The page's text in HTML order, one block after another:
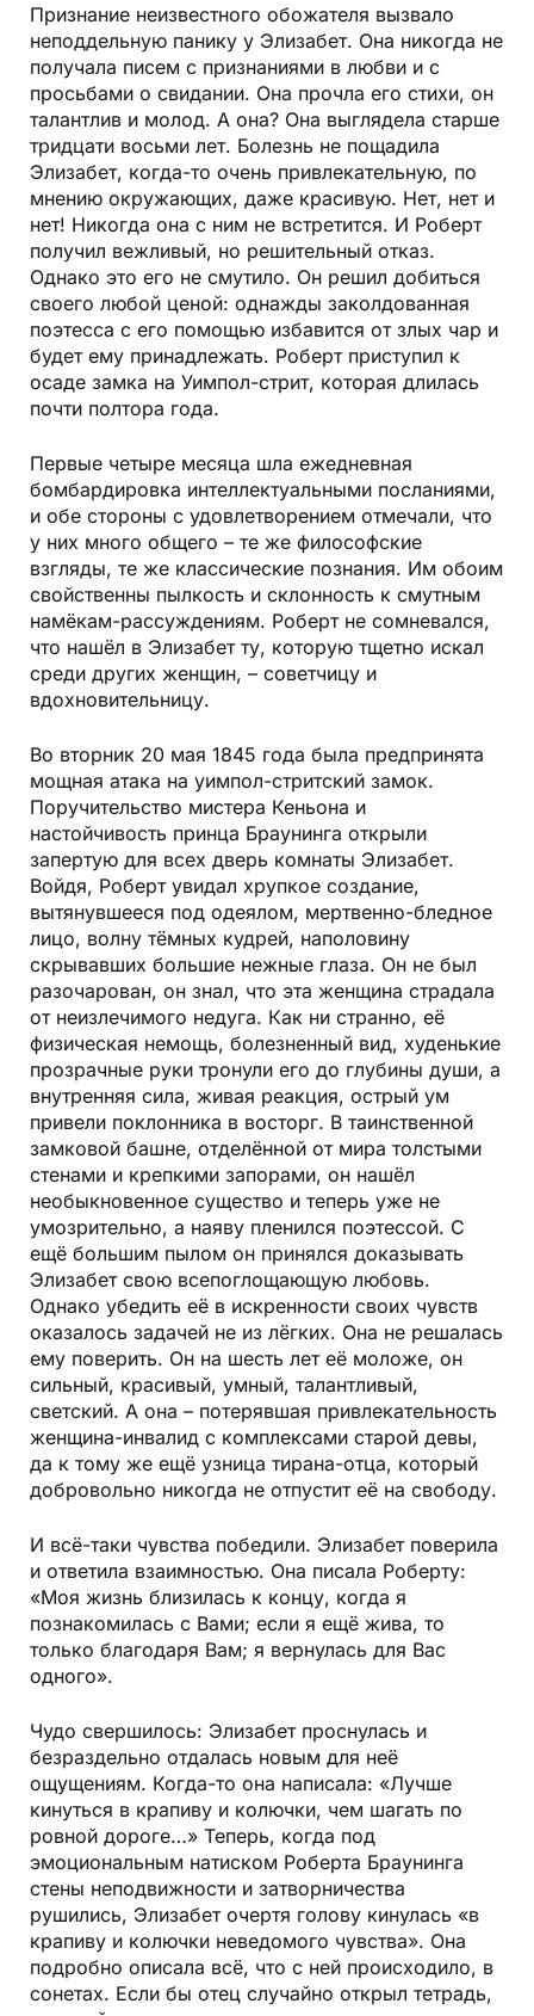
Признание неизвестного обожателя вызвало
неподдельную панику у Элизабет. Она никогда не
получала писем с признаниями в любви и с
просьбами о свидании. Она прочла его стихи, он
талантлив и молод. А она? Она выглядела старше
тридцати восьми лет. Болезнь не пощадила
Элизабет, когда-то очень привлекательную, по
мнению окружающих, даже красивую. Нет, нет и
нет! Никогда она с ним не встретится. И Роберт
получил вежливый, но решительный отказ.
Однако это его не смутило. Он решил добиться
своего любой ценой: однажды заколдованная
поэтесса с его помощью избавится от злых чар и
будет ему принадлежать. Роберт приступил к
осаде замка на Уимпол-стрит, которая длилась
почти полтора года.
Первые четыре месяца шла ежедневная
бомбардировка интеллектуальными посланиями,
и обе стороны с удовлетворением отмечали, что
у них много общего – те же философские
взгляды, те же классические познания. Им обоим
свойственны пылкость и склонность к смутным
намёкам-рассуждениям. Роберт не сомневался,
что нашёл в Элизабет ту, которую тщетно искал
среди других женщин, – советчицу и
вдохновительницу.
Во вторник 20 мая 1845 года была предпринята
мощная атака на уимпол-стритский замок.
Поручительство мистера Кеньона и
настойчивость принца Браунинга открыли
запертую для всех дверь комнаты Элизабет.
Войдя, Роберт увидал хрупкое создание,
вытянувшееся под одеялом, мертвенно-бледное
лицо, волну тёмных кудрей, наполовину
скрывавших большие нежные глаза. Он не был
разочарован, он знал, что эта женщина страдала
от неизлечимого недуга. Как ни странно, её
физическая немощь, болезненный вид, худенькие
прозрачные руки тронули его до глубины души, а
внутренняя сила, живая реакция, острый ум
привели поклонника в восторг. В таинственной
замковой башне, отделённой от мира толстыми
стенами и крепкими запорами, он нашёл
необыкновенное существо и теперь уже не
умозрительно, а наяву пленился поэтессой. С
ещё большим пылом он принялся доказывать
Элизабет свою всепоглощающую любовь.
Однако убедить её в искренности своих чувств
оказалось задачей не из лёгких. Она не решалась
ему поверить. Он на шесть лет её моложе, он
сильный, красивый, умный, талантливый,
светский. А она – потерявшая привлекательность
женщина-инвалид с комплексами старой девы,
да к тому же ещё узница тирана-отца, который
добровольно никогда не отпустит её на свободу.
И всё-таки чувства победили. Элизабет поверила
и ответила взаимностью. Она писала Роберту:
«Моя жизнь близилась к концу, когда я
познакомилась с Вами; если я ещё жива, то
только благодаря Вам; я вернулась для Вас
одного».
Чудо свершилось: Элизабет проснулась и
безраздельно отдалась новым для неё
ощущениям. Когда-то она написала: «Лучше
кинуться в крапиву и колючки, чем шагать по
ровной дороге…» Теперь, когда под
эмоциональным натиском Роберта Браунинга
стены неподвижности и затворничества
рушились, Элизабет очертя голову кинулась «в
крапиву и колючки неведомого чувства». Она
подробно описала всё, что с ней происходило, в
сонетах. Если бы отец случайно открыл тетрадь,